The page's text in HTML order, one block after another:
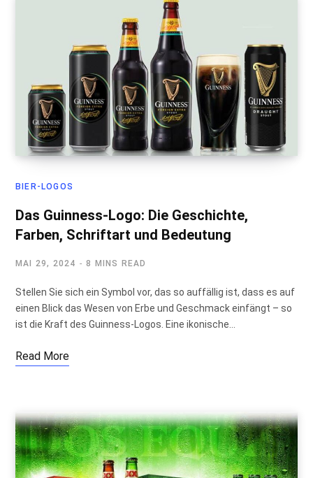
BIER-LOGOS
Das Guinness-Logo: Die Geschichte,
Farben, Schriftart und Bedeutung
MAI 29, 2024 8 MINS READ
Stellen Sie sich ein Symbol vor, das so auffällig ist, dass es auf
einen Blick das Wesen von Erbe und Geschmack einfängt – so
ist die Kraft des Guinness-Logos. Eine ikonische…
Read More